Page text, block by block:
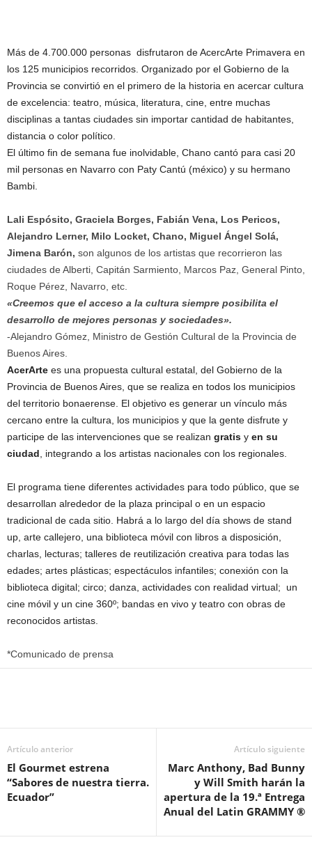
Más de 4.700.000 personas disfrutaron de AcercArte Primavera en
los 125 municipios recorridos. Organizado por el Gobierno de la
Provincia se convirtió en el primero de la historia en acercar cultura
de excelencia: teatro, música, literatura, cine, entre muchas
disciplinas a tantas ciudades sin importar cantidad de habitantes,
distancia o color político.
El último fin de semana fue inolvidable, Chano cantó para casi 20
mil personas en Navarro con Paty Cantú (méxico) y su hermano
Bambi.
Lali Espósito, Graciela Borges, Fabián Vena, Los Pericos,
Alejandro Lerner, Milo Locket, Chano, Miguel Ángel Solá,
Jimena Barón, son algunos de los artistas que recorrieron las
ciudades de Alberti, Capitán Sarmiento, Marcos Paz, General Pinto,
Roque Pérez, Navarro, etc.
«Creemos que el acceso a la cultura siempre posibilita el
desarrollo de mejores personas y sociedades».
-Alejandro Gómez, Ministro de Gestión Cultural de la Provincia de
Buenos Aires.
AcerArte es una propuesta cultural estatal, del Gobierno de la
Provincia de Buenos Aires, que se realiza en todos los municipios
del territorio bonaerense. El objetivo es generar un vínculo más
cercano entre la cultura, los municipios y que la gente disfrute y
participe de las intervenciones que se realizan gratis y en su
ciudad, integrando a los artistas nacionales con los regionales.
El programa tiene diferentes actividades para todo público, que se
desarrollan alrededor de la plaza principal o en un espacio
tradicional de cada sitio. Habrá a lo largo del día shows de stand
up, arte callejero, una biblioteca móvil con libros a disposición,
charlas, lecturas; talleres de reutilización creativa para todas las
edades; artes plásticas; espectáculos infantiles; conexión con la
biblioteca digital; circo; danza, actividades con realidad virtual; un
cine móvil y un cine 360º; bandas en vivo y teatro con obras de
reconocidos artistas.
*Comunicado de prensa
Artículo anterior
El Gourmet estrena
“Sabores de nuestra tierra.
Ecuador”
Artículo siguiente
Marc Anthony, Bad Bunny
y Will Smith harán la
apertura de la 19.ª Entrega
Anual del Latin GRAMMY ®